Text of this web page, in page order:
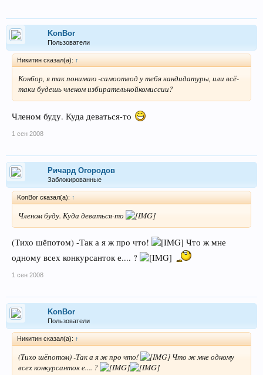
KonBor
Пользователи
Никитин сказал(а): ↑
Конбор, я так понимаю -самоотвод у тебя кандидатуры, или всё-
таки будешь членом избирательнойкомиссии?
Членом буду. Куда деваться-то
1 сен 2008
Ричард Огородов
Заблокированные
KonBor сказал(а): ↑
Членом буду. Куда деваться-то
(Тихо шёпотом) -Так а я ж про что!
Что ж мне
одному всех конкурсанток е.... ?
1 сен 2008
KonBor
Пользователи
Никитин сказал(а): ↑
(Тихо шёпотом) -Так а я ж про что!
Что ж мне одному
всех конкурсанток е.... ?